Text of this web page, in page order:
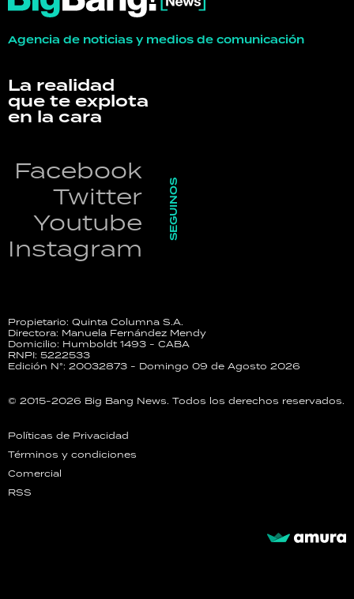
Agencia de noticias y medios de comunicación
La realidad
que te explota
en la cara
Facebook
Twitter
Youtube
Instagram
SEGUINOS
Propietario: Quinta Columna S.A.
Directora: Manuela Fernández Mendy
Domicilio: Humboldt 1493 - CABA
RNPI: 5222533
Edición N°: 20032873 - Domingo 09 de Agosto 2026
© 2015-2026 Big Bang News. Todos los derechos reservados.
Políticas de Privacidad
Términos y condiciones
Comercial
RSS